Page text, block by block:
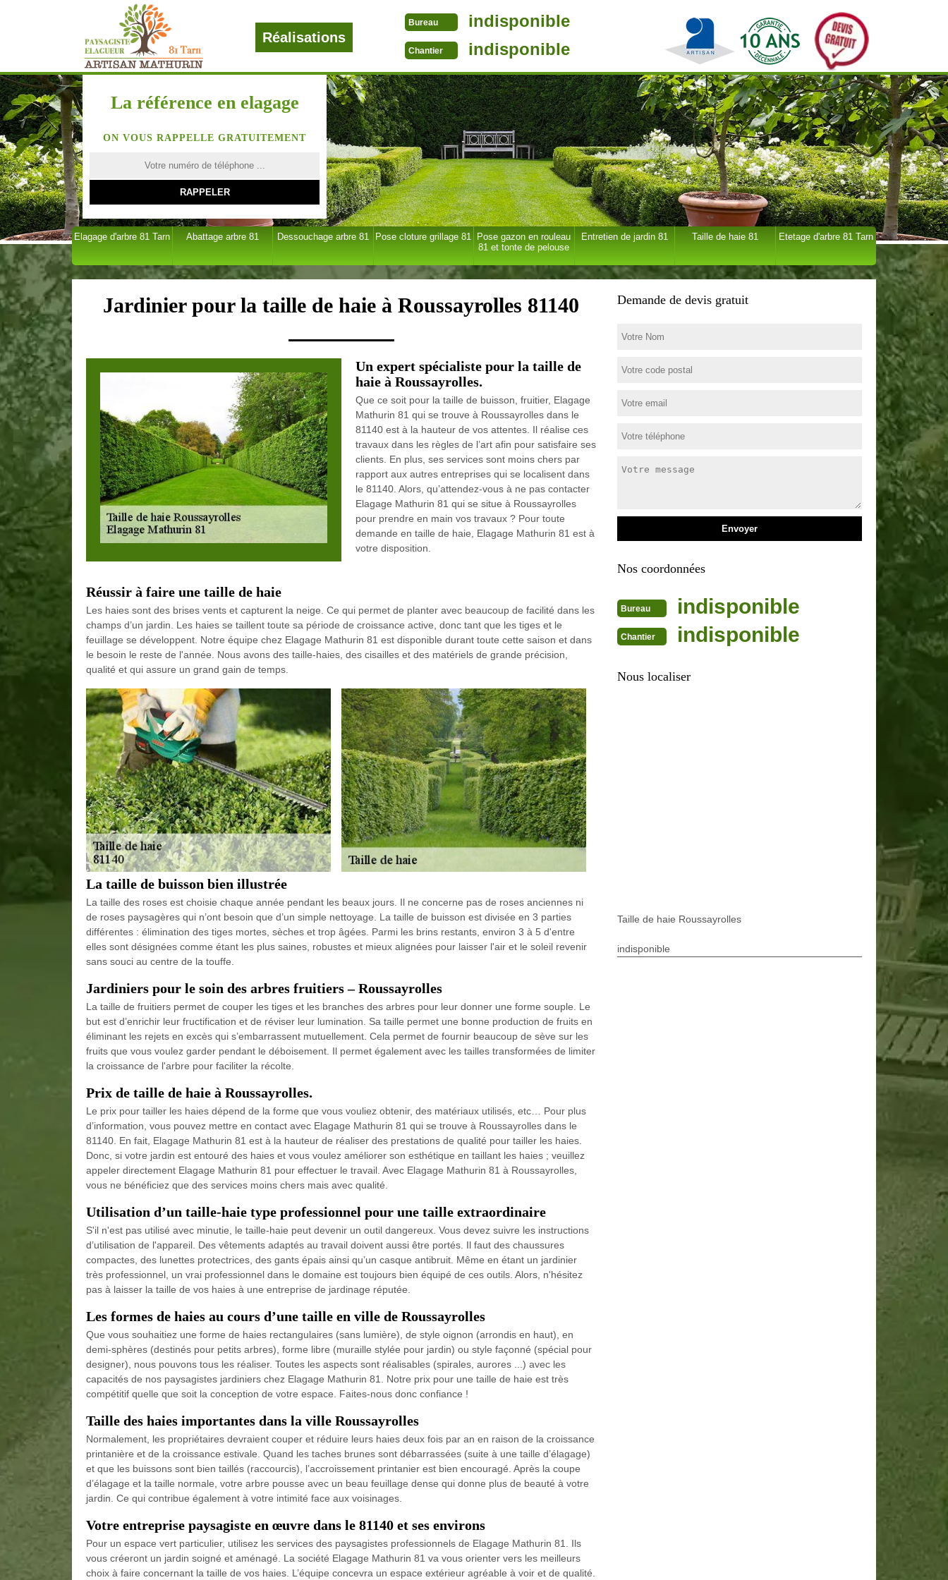
Réalisations
Bureau indisponible
Chantier indisponible
La référence en elagage
ON VOUS RAPPELLE GRATUITEMENT
Elagage d'arbre 81 Tarn Abattage arbre 81 Dessouchage arbre 81 Pose cloture grillage 81
Pose gazon en rouleau
81 et tonte de pelouse
Entretien de jardin 81 Taille de haie 81 Etetage d'arbre 81 Tarn
Jardinier pour la taille de haie à Roussayrolles 81140
Un expert spécialiste pour la taille de
haie à Roussayrolles.
Que ce soit pour la taille de buisson, fruitier, Elagage
Mathurin 81 qui se trouve à Roussayrolles dans le
81140 est à la hauteur de vos attentes. Il réalise ces
travaux dans les règles de l’art afin pour satisfaire ses
clients. En plus, ses services sont moins chers par
rapport aux autres entreprises qui se localisent dans
le 81140. Alors, qu’attendez-vous à ne pas contacter
Elagage Mathurin 81 qui se situe à Roussayrolles
pour prendre en main vos travaux ? Pour toute
demande en taille de haie, Elagage Mathurin 81 est à
votre disposition.
Réussir à faire une taille de haie
Les haies sont des brises vents et capturent la neige. Ce qui permet de planter avec beaucoup de facilité dans les
champs d’un jardin. Les haies se taillent toute sa période de croissance active, donc tant que les tiges et le
feuillage se développent. Notre équipe chez Elagage Mathurin 81 est disponible durant toute cette saison et dans
le besoin le reste de l'année. Nous avons des taille-haies, des cisailles et des matériels de grande précision,
qualité et qui assure un grand gain de temps.
La taille de buisson bien illustrée
La taille des roses est choisie chaque année pendant les beaux jours. Il ne concerne pas de roses anciennes ni
de roses paysagères qui n’ont besoin que d’un simple nettoyage. La taille de buisson est divisée en 3 parties
différentes : élimination des tiges mortes, sèches et trop âgées. Parmi les brins restants, environ 3 à 5 d'entre
elles sont désignées comme étant les plus saines, robustes et mieux alignées pour laisser l'air et le soleil revenir
sans souci au centre de la touffe.
Jardiniers pour le soin des arbres fruitiers – Roussayrolles
La taille de fruitiers permet de couper les tiges et les branches des arbres pour leur donner une forme souple. Le
but est d’enrichir leur fructification et de réviser leur lumination. Sa taille permet une bonne production de fruits en
éliminant les rejets en excès qui s’embarrassent mutuellement. Cela permet de fournir beaucoup de sève sur les
fruits que vous voulez garder pendant le déboisement. Il permet également avec les tailles transformées de limiter
la croissance de l'arbre pour faciliter la récolte.
Prix de taille de haie à Roussayrolles.
Le prix pour tailler les haies dépend de la forme que vous vouliez obtenir, des matériaux utilisés, etc… Pour plus
d’information, vous pouvez mettre en contact avec Elagage Mathurin 81 qui se trouve à Roussayrolles dans le
81140. En fait, Elagage Mathurin 81 est à la hauteur de réaliser des prestations de qualité pour tailler les haies.
Donc, si votre jardin est entouré des haies et vous voulez améliorer son esthétique en taillant les haies ; veuillez
appeler directement Elagage Mathurin 81 pour effectuer le travail. Avec Elagage Mathurin 81 à Roussayrolles,
vous ne bénéficiez que des services moins chers mais avec qualité.
Utilisation d’un taille-haie type professionnel pour une taille extraordinaire
S'il n'est pas utilisé avec minutie, le taille-haie peut devenir un outil dangereux. Vous devez suivre les instructions
d’utilisation de l'appareil. Des vêtements adaptés au travail doivent aussi être portés. Il faut des chaussures
compactes, des lunettes protectrices, des gants épais ainsi qu’un casque antibruit. Même en étant un jardinier
très professionnel, un vrai professionnel dans le domaine est toujours bien équipé de ces outils. Alors, n'hésitez
pas à laisser la taille de vos haies à une entreprise de jardinage réputée.
Les formes de haies au cours d’une taille en ville de Roussayrolles
Que vous souhaitiez une forme de haies rectangulaires (sans lumière), de style oignon (arrondis en haut), en
demi-sphères (destinés pour petits arbres), forme libre (muraille stylée pour jardin) ou style façonné (spécial pour
designer), nous pouvons tous les réaliser. Toutes les aspects sont réalisables (spirales, aurores ...) avec les
capacités de nos paysagistes jardiniers chez Elagage Mathurin 81. Notre prix pour une taille de haie est très
compétitif quelle que soit la conception de votre espace. Faites-nous donc confiance !
Taille des haies importantes dans la ville Roussayrolles
Normalement, les propriétaires devraient couper et réduire leurs haies deux fois par an en raison de la croissance
printanière et de la croissance estivale. Quand les taches brunes sont débarrassées (suite à une taille d’élagage)
et que les buissons sont bien taillés (raccourcis), l’accroissement printanier est bien encouragé. Après la coupe
d’élagage et la taille normale, votre arbre pousse avec un beau feuillage dense qui donne plus de beauté à votre
jardin. Ce qui contribue également à votre intimité face aux voisinages.
Votre entreprise paysagiste en œuvre dans le 81140 et ses environs
Pour un espace vert particulier, utilisez les services des paysagistes professionnels de Elagage Mathurin 81. Ils
vous créeront un jardin soigné et aménagé. La société Elagage Mathurin 81 va vous orienter vers les meilleurs
choix à faire concernant la taille de vos haies. L’équipe concevra un espace extérieur agréable à voir et de qualité.
Demande de devis gratuit
Nos coordonnées
Bureau indisponible
Chantier indisponible
Nous localiser
Taille de haie Roussayrolles
indisponible